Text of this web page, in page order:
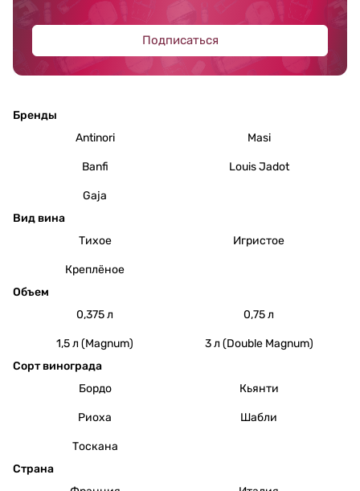
Подписаться
Бренды
Antinori
Masi
Banfi Louis Jadot
Gaja
Вид вина
Тихое
Игристое
Креплёное
Объем
0,375 л
0,75 л
1,5 л (Magnum)
3 л (Double Magnum)
Сорт винограда
Бордо
Кьянти
Риоха Шабли
Тоскана
Страна